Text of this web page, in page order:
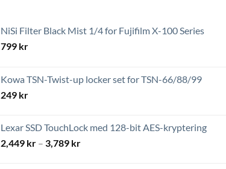
NiSi Filter Black Mist 1/4 for Fujifilm X-100 Series
799 kr
Kowa TSN-Twist-up locker set for TSN-66/88/99
249 kr
Lexar SSD TouchLock med 128-bit AES-kryptering
2,449 kr – 3,789 krPrisintervall: